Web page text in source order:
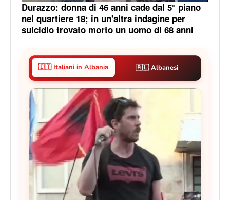
Durazzo: donna di 46 anni cade dal 5° piano
nel quartiere 18; in un'altra indagine per
suicidio trovato morto un uomo di 68 anni
🇮🇹 Italiani in Albania 🇦🇱 Albanesi